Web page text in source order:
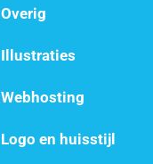
Overig
Illustraties
Webhosting
Logo en huisstijl